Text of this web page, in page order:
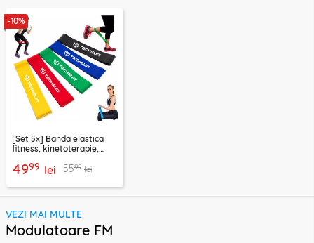
-10%
[Set 5x] Banda elastica
fitness, kinetoterapie,
4999 lei 5599 lei
VEZI MAI MULTE
Modulatoare FM